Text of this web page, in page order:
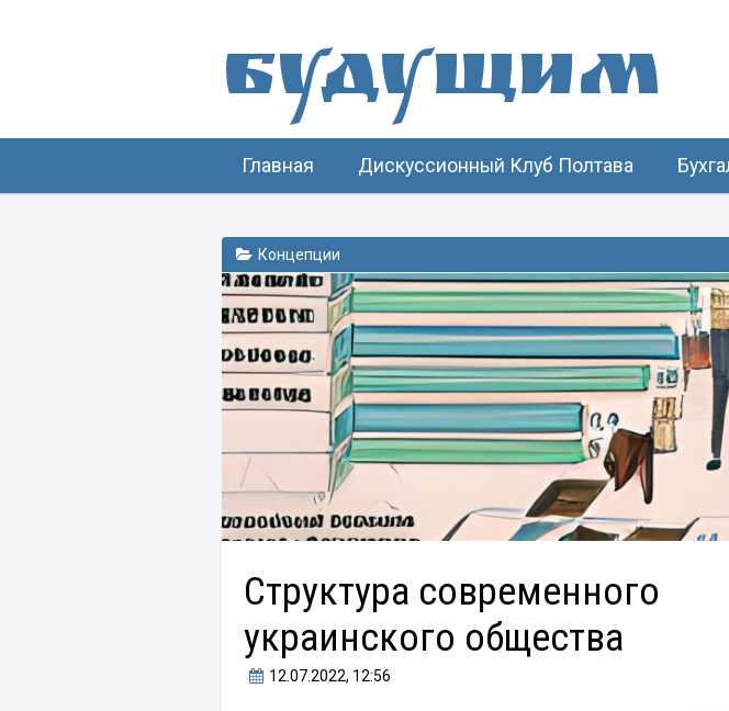
Будущим
Главная Дискуссионный Клуб Полтава
Концепции
Структура современного
украинского общества
12.07.2022, 12:56